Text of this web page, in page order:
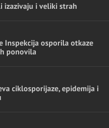
izazivaju i veliki strah
Inspekcija osporila otkaze
ponovila
ciklosporijaze, epidemija i